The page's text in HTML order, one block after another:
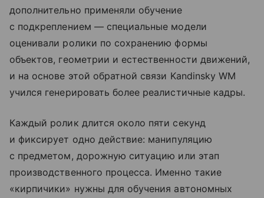
дополнительно применяли обучение
с подкреплением — специальные модели
оценивали ролики по сохранению формы
объектов, геометрии и естественности движений,
и на основе этой обратной связи Kandinsky WM
учился генерировать более реалистичные кадры.
Каждый ролик длится около пяти секунд
и фиксирует одно действие: манипуляцию
с предметом, дорожную ситуацию или этап
производственного процесса. Именно такие
«кирпичики» нужны для обучения автономных